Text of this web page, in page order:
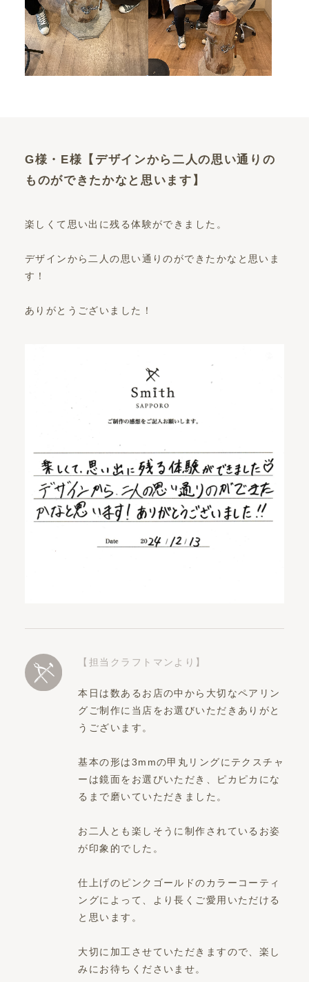
G様・E様【デザインから二人の思い通りの
ものができたかなと思います】
楽しくて思い出に残る体験ができました。
デザインから二人の思い通りのができたかなと思いま
す！
ありがとうございました！
【担当クラフトマンより】
本日は数あるお店の中から大切なペアリン
グご制作に当店をお選びいただきありがと
うございます。
基本の形は3mmの甲丸リングにテクスチャ
ーは鏡面をお選びいただき、ピカピカにな
るまで磨いていただきました。
お二人とも楽しそうに制作されているお姿
が印象的でした。
仕上げのピンクゴールドのカラーコーティ
ングによって、より長くご愛用いただける
と思います。
大切に加工させていただきますので、楽し
みにお待ちくださいませ。